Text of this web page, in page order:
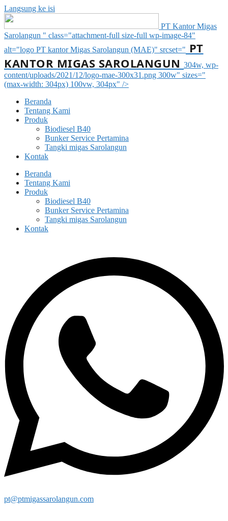
Langsung ke isi
PT Kantor Migas
Sarolangun " class="attachment-full size-full wp-image-84"
alt="logo PT kantor Migas Sarolangun (MAE)" srcset=" PT
KANTOR MIGAS SAROLANGUN 304w, wp-
content/uploads/2021/12/logo-mae-300x31.png 300w" sizes="
(max-width: 304px) 100vw, 304px" />
Beranda
Tentang Kami
Produk
Biodiesel B40
Bunker Service Pertamina
Tangki migas Sarolangun
Kontak
Beranda
Tentang Kami
Produk
Biodiesel B40
Bunker Service Pertamina
Tangki migas Sarolangun
Kontak
pt@ptmigassarolangun.com